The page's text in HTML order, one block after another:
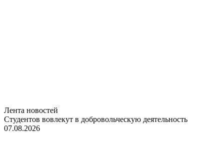
Лента новостей
Студентов вовлекут в добровольческую деятельность
07.08.2026